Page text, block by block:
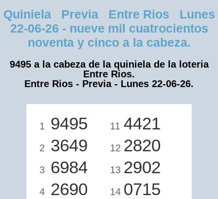
Quiniela Previa Entre Rios Lunes
22-06-26 - nueve mil cuatrocientos
noventa y cinco a la cabeza.
9495 a la cabeza de la quiniela de la loteria
Entre Rios.
Entre Rios - Previa - Lunes 22-06-26.
1 9495
2 3649
3 6984
4 2690
11 4421
12 2820
13 2902
14 0715